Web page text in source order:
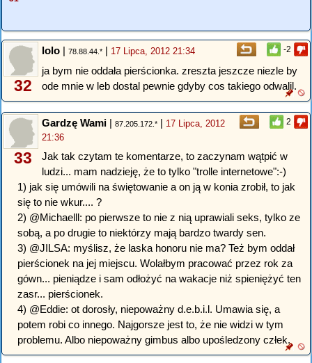
-2
32
lolo | 78.88.44.* | 17 Lipca, 2012 21:34
ja bym nie oddała pierścionka. zreszta jeszcze niezle by
ode mnie w leb dostal pewnie gdyby cos takiego odwalil.
2
33
Gardzę Wami | 87.205.172.* | 17 Lipca, 2012
21:36
Jak tak czytam te komentarze, to zaczynam wątpić w
ludzi... mam nadzieję, że to tylko "trolle internetowe":-)
1) jak się umówili na świętowanie a on ją w konia zrobił, to jak
się to nie wkur.... ?
2) @Michaelll: po pierwsze to nie z nią uprawiali seks, tylko ze
sobą, a po drugie to niektórzy mają bardzo twardy sen.
3) @JILSA: myślisz, że laska honoru nie ma? Też bym oddał
pierścionek na jej miejscu. Wolałbym pracować przez rok za
gówn... pieniądze i sam odłożyć na wakacje niż spieniężyć ten
zasr... pierścionek.
4) @Eddie: ot dorosły, niepoważny d.e.b.i.l. Umawia się, a
potem robi co innego. Najgorsze jest to, że nie widzi w tym
problemu. Albo niepoważny gimbus albo upośledzony człek.